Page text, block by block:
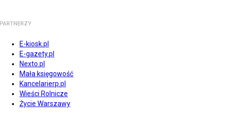
PARTNERZY
E-kiosk.pl
E-gazety.pl
Nexto.pl
Mała księgowość
Kancelarierp.pl
Wieści Rolnicze
Życie Warszawy